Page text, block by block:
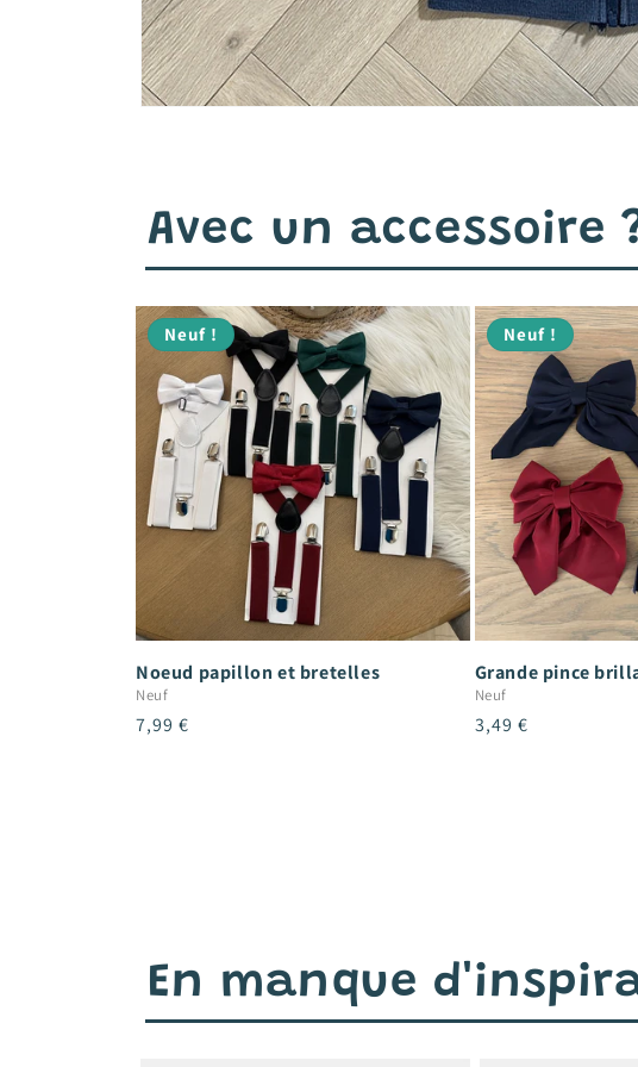
Avec un accessoire
Neuf !
Noeud papillon et bretelles
Neuf
Prix
7,99 €
Neuf !
Grande pince
Neuf
Prix
3,49 €
En manque